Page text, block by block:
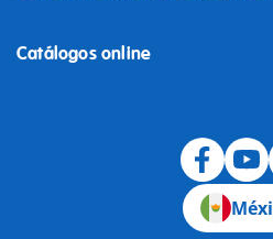
Catálogos online